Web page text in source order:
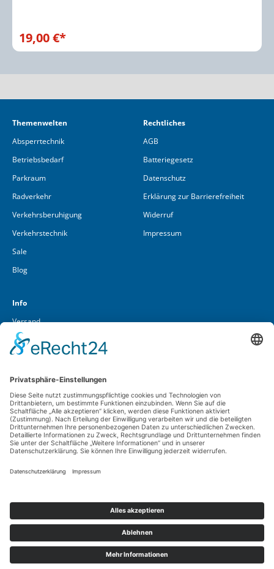
19,00 €*
Themenwelten
Absperrtechnik
Betriebsbedarf
Parkraum
Radverkehr
Verkehrsberuhigung
Verkehrstechnik
Sale
Blog
Rechtliches
AGB
Batteriegesetz
Datenschutz
Erklärung zur Barrierefreiheit
Widerruf
Impressum
Info
Versand
Über uns
Cookieeinstellungen
D-55257 Budenheim